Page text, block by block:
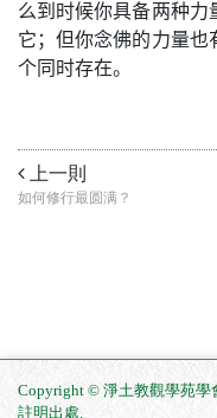
么到时候你具备两种力
它；但你念佛的力量也
个同时存在。
上一則
如何修行最圆满？
Copyright © 淨土教觀學苑學
註明出處.